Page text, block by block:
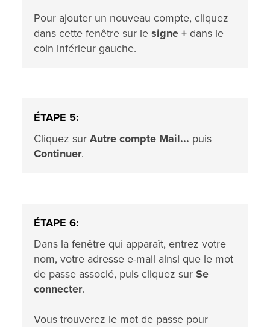
Pour ajouter un nouveau compte, cliquez
dans cette fenêtre sur le signe + dans le
coin inférieur gauche.
ÉTAPE 5:
Cliquez sur Autre compte Mail... puis
Continuer.
ÉTAPE 6:
Dans la fenêtre qui apparaît, entrez votre
nom, votre adresse e-mail ainsi que le mot
de passe associé, puis cliquez sur Se
connecter.
Vous trouverez le mot de passe pour